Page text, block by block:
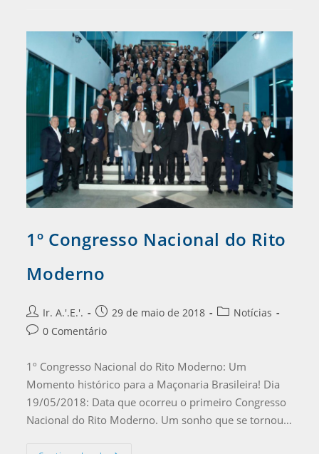
1º Congresso Nacional do Rito
Moderno
Ir. A.'.E.'. 29 de maio de 2018
Notícias
0 Comentário
1º Congresso Nacional do Rito Moderno: Um
Momento histórico para a Maçonaria Brasileira! Dia
19/05/2018: Data que ocorreu o primeiro Congresso
Nacional do Rito Moderno. Um sonho que se tornou…